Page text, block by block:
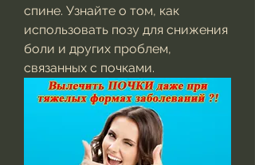
спине. Узнайте о том, как
использовать позу для снижения
боли и других проблем,
связанных с почками.